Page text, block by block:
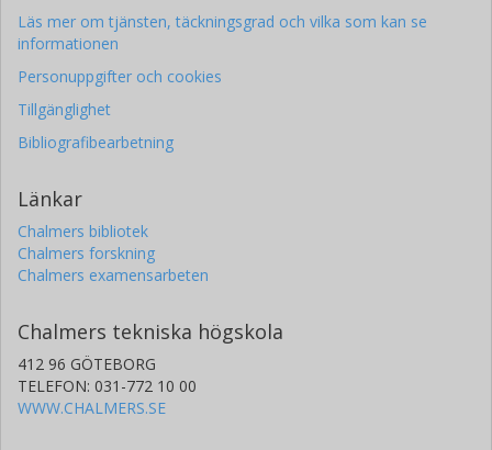
Läs mer om tjänsten, täckningsgrad och vilka som kan se
informationen
Personuppgifter och cookies
Tillgänglighet
Bibliografibearbetning
Länkar
Chalmers bibliotek
Chalmers forskning
Chalmers examensarbeten
Chalmers tekniska högskola
412 96 GÖTEBORG
TELEFON: 031-772 10 00
WWW.CHALMERS.SE